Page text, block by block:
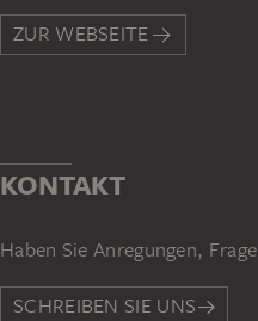
ZUR WEBSEITE
KONTAKT
Haben Sie Anregungen,
SCHREIBEN SIE UNS